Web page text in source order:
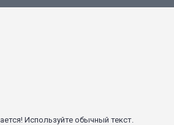
Используйте обычный текст.